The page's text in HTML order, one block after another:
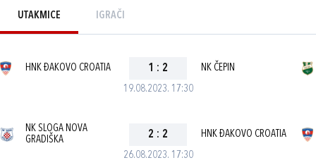
UTAKMICE IGRAČI
19.08.2023. 17:30
HNK ĐAKOVO CROATIA 1 : 2 NK ČEPIN
26.08.2023. 17:30
NK SLOGA NOVA
GRADIŠKA
2 : 2 HNK ĐAKOVO CROATIA